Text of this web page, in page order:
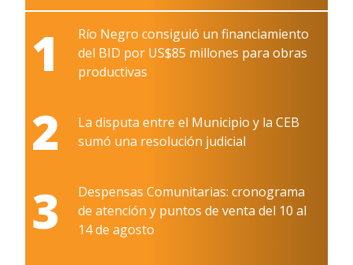
1
Río Negro consiguió un financiamiento
del BID por US$85 millones para obras
productivas
2
La disputa entre el Municipio y la CEB
sumó una resolución judicial
3
Despensas Comunitarias: cronograma
de atención y puntos de venta del 10 al
14 de agosto